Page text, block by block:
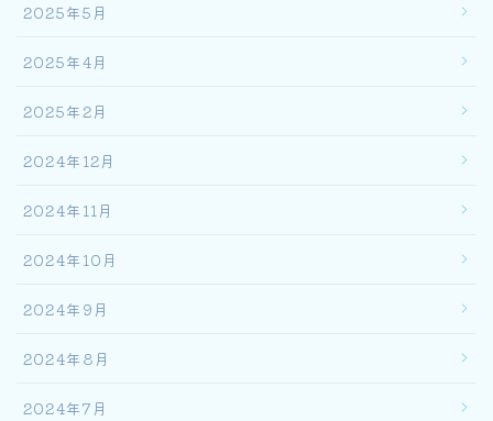
2025年5月
2025年4月
2025年2月
2024年12月
2024年11月
2024年10月
2024年9月
2024年8月
2024年7月